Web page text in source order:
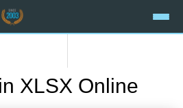
XLSX Online